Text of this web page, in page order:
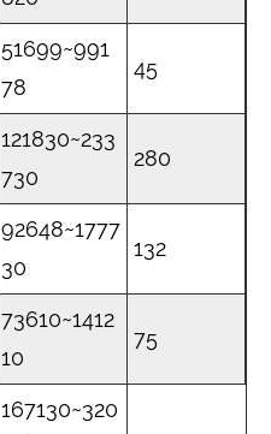
51699~991
78
45
121830~233
730
280
92648~1777
30
132
73610~1412
10
75
167130~320